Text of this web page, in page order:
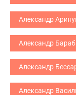
Александр
Александр
Александр
Александр